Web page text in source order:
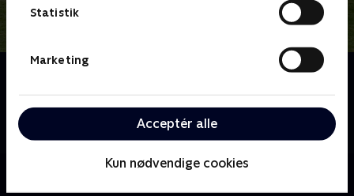
Statistik
Marketing
Acceptér alle
Kun nødvendige cookies
opklare forbrydelser. Med hjælp fra en broget flok
efterforsker han forbrydelser for at redde sjæle.